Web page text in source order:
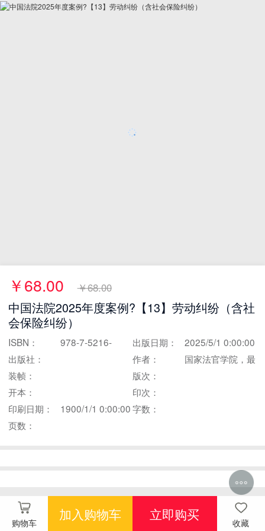
￥68.00 ￥68.00
中国法院2025年度案例?【13】劳动纠纷（含社
会保险纠纷）
ISBN：
978-7-5216-
出版日期：
2025/5/1 0:00:00
出版社：
作者：
国家法官学院，最
装帧：
版次：
开本：
印次：
印刷日期：
1900/1/1 0:00:00字数：
页数：
购物车
加入购物车 立即购买
收藏